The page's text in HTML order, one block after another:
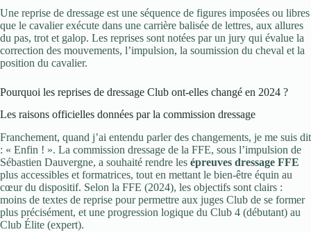
Une reprise de dressage est une séquence de figures imposées ou libres
que le cavalier exécute dans une carrière balisée de lettres, aux allures
du pas, trot et galop. Les reprises sont notées par un jury qui évalue la
correction des mouvements, l’impulsion, la soumission du cheval et la
position du cavalier.
Pourquoi les reprises de dressage Club ont-elles changé en 2024 ?
Les raisons officielles données par la commission dressage
Franchement, quand j’ai entendu parler des changements, je me suis dit
: « Enfin ! ». La commission dressage de la FFE, sous l’impulsion de
Sébastien Dauvergne, a souhaité rendre les épreuves dressage FFE
plus accessibles et formatrices, tout en mettant le bien-être équin au
cœur du dispositif. Selon la FFE (2024), les objectifs sont clairs :
moins de textes de reprise pour permettre aux juges Club de se former
plus précisément, et une progression logique du Club 4 (débutant) au
Club Élite (expert).